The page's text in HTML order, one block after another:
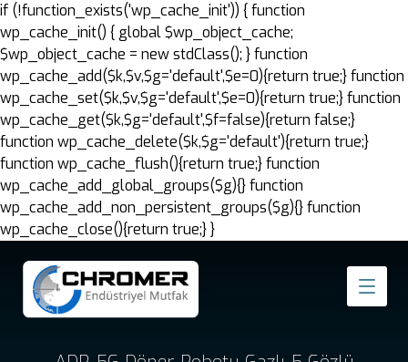
if (!function_exists('wp_cache_init')) { function
wp_cache_init() { global $wp_object_cache;
$wp_object_cache = new stdClass(); } function
wp_cache_add($k,$v,$g='default',$e=0){return true;} function
wp_cache_set($k,$v,$g='default',$e=0){return true;} function
wp_cache_get($k,$g='default',$f=false){return false;}
function wp_cache_delete($k,$g='default'){return true;}
function wp_cache_flush(){return true;} function
wp_cache_add_global_groups($g){} function
wp_cache_add_non_persistent_groups($g){} function
wp_cache_close(){return true;} }